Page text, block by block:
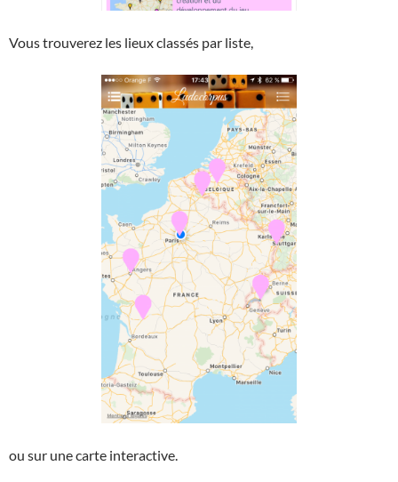
Vous trouverez les lieux classés par liste,
ou sur une carte interactive.